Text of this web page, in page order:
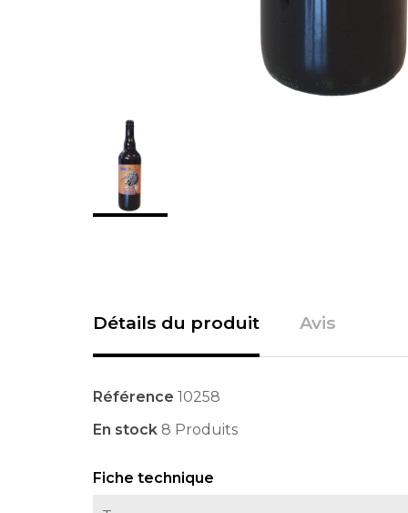
Détails du produit Avis
Référence 10258
En stock 8 Produits
Fiche technique